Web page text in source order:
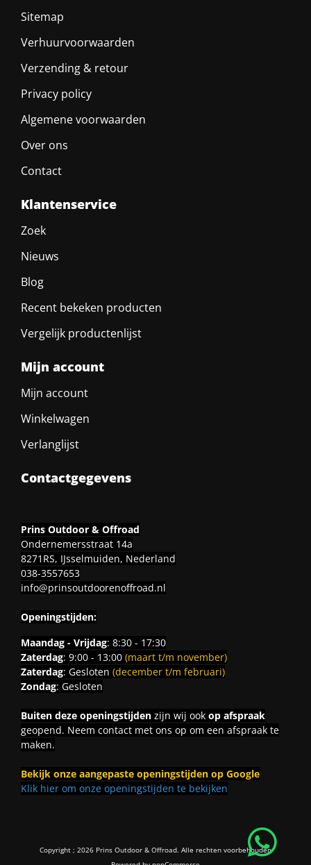
Sitemap
Verhuurvoorwaarden
Verzending & retour
Privacy policy
Algemene voorwaarden
Over ons
Contact
Klantenservice
Zoek
Nieuws
Blog
Recent bekeken producten
Vergelijk productenlijst
Mijn account
Mijn account
Winkelwagen
Verlanglijst
Contactgegevens
Prins Outdoor & Offroad
Ondernemersstraat 14a
8271RS, IJsselmuiden, Nederland
038-3557653
info@prinsoutdoorenoffroad.nl
Openingstijden:
Maandag - Vrijdag: 8:30 - 17:30
Zaterdag: 9:00 - 13:00 (maart t/m november)
Zaterdag: Gesloten (december t/m februari)
Zondag: Gesloten
Buiten deze openingstijdenzijn wij ook op afspraak
geopend. Neem contact met ons op om een afspraak te
maken.
Bekijk onze aangepaste openingstijden op Google
Klik hier om onze openingstijden te bekijken
Copyright ; 2026 Prins Outdoor & Offroad. Alle rechten voorbehouden